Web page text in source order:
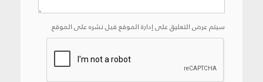
سيتم عرض التعليق على إدارة الموقع قبل نشره على الموقع